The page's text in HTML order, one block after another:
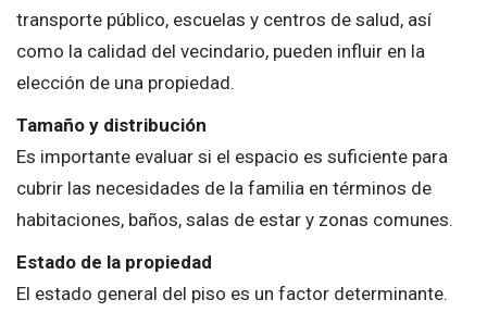
transporte público, escuelas y centros de salud, así
como la calidad del vecindario, pueden influir en la
elección de una propiedad.
Tamaño y distribución
Es importante evaluar si el espacio es suficiente para
cubrir las necesidades de la familia en términos de
habitaciones, baños, salas de estar y zonas comunes.
Estado de la propiedad
El estado general del piso es un factor determinante.